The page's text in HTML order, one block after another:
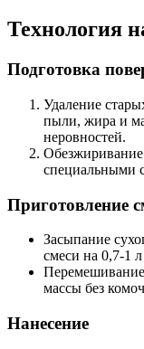
Технология
Подготовка
Удаление
пыли, жира и
неровностей.
Обезжиривание
специальными
Приготовление
Засыпание
смеси на 0,7-1
массы без
Нанесение